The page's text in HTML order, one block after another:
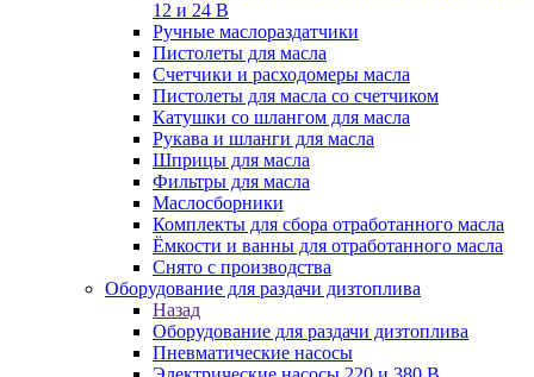
12 и 24 В
Ручные маслораздатчики
Пистолеты для масла
Счетчики и расходомеры масла
Пистолеты для масла со счетчиком
Катушки со шлангом для масла
Рукава и шланги для масла
Шприцы для масла
Фильтры для масла
Маслосборники
Комплекты для сбора отработанного масла
Ёмкости и ванны для отработанного масла
Снято с производства
Оборудование для раздачи дизтоплива
Назад
Оборудование для раздачи дизтоплива
Пневматические насосы